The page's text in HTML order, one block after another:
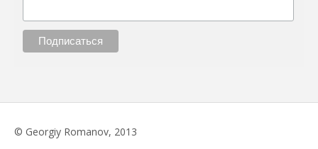
© Georgiy Romanov, 2013